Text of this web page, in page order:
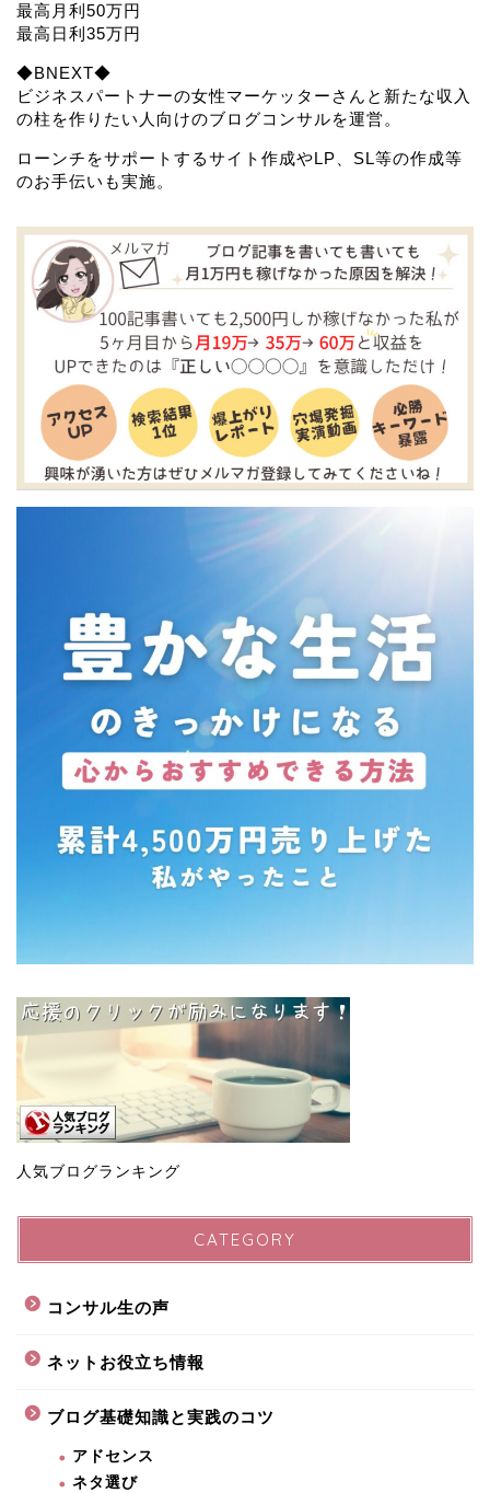
最高月利50万円
最高日利35万円
◆BNEXT◆
ビジネスパートナーの女性マーケッターさんと新たな収入
の柱を作りたい人向けのブログコンサルを運営。
ローンチをサポートするサイト作成やLP、SL等の作成等
のお手伝いも実施。
人気ブログランキング
CATEGORY
コンサル生の声
ネットお役立ち情報
ブログ基礎知識と実践のコツ
アドセンス
ネタ選び